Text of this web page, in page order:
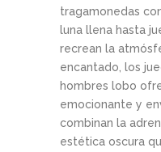
tragamonedas
luna llena hasta
recrean la
encantado, los
hombres lobo
emocionante y
combinan la
estética oscura